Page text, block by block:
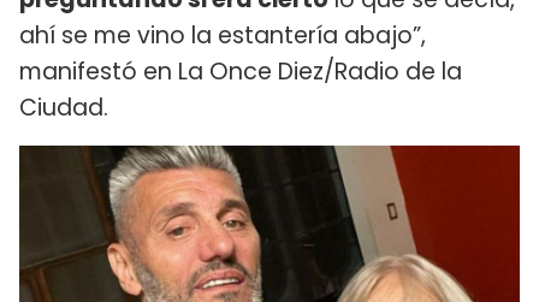
ahí se me vino la estantería abajo”,
manifestó en La Once Diez/Radio de la
Ciudad.